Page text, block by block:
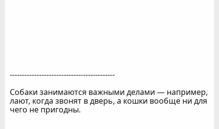
-------------------------------------------
Собаки занимаются важными делами — например,
лают, когда звонят в дверь, а кошки вообще ни для
чего не пригодны.